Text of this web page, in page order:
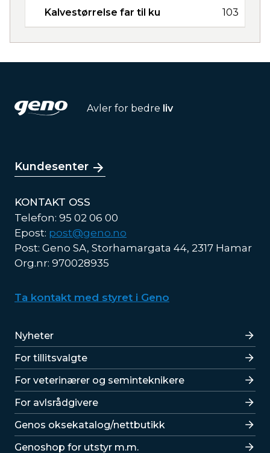
Kalvestørrelse far til ku 103
Avler for bedre liv
Kundesenter
KONTAKT OSS
Telefon: 95 02 06 00
Epost: post@geno.no
Post: Geno SA, Storhamargata 44, 2317 Hamar
Org.nr: 970028935
Ta kontakt med styret i Geno
Lenker
Nyheter
For tillitsvalgte
For veterinærer og seminteknikere
For avlsrådgivere
Lenker
Genos oksekatalog/nettbutikk
Genoshop for utstyr m.m.